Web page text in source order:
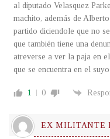
al diputado Velasquez
machito, además de
partido diciendole que no
que también tiene una
atreverse a ver la paja en
que se encuentra en el suyo
1 0
EX MILITANTE